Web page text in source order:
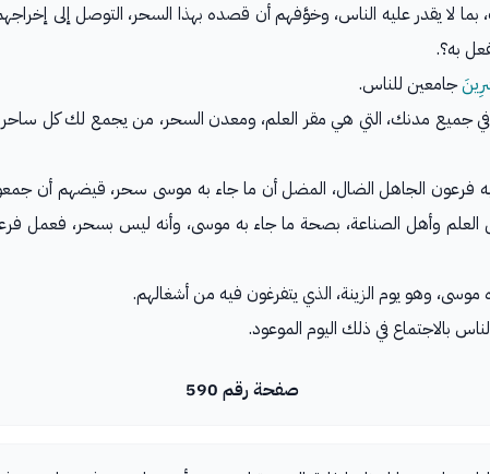
لا يقدر عليه الناس، وخوَّفهم أن قصده بهذا السحر، التوصل إلى
به؟.
جامعين للناس.
جميع مدنك، التي هي مقر العلم، ومعدن السحر، من يجمع لك كل
فرعون الجاهل الضال، المضل أن ما جاء به موسى سحر، قيضهم أن
العلم وأهل الصناعة، بصحة ما جاء به موسى، وأنه ليس بسحر، فعمل
موسى، وهو يوم الزينة، الذي يتفرغون فيه من أشغالهم.
بالاجتماع في ذلك اليوم الموعود.
صفحة رقم 590